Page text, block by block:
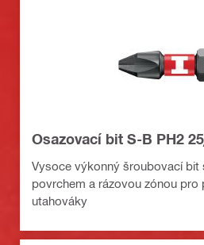
Osazovací bit S-B PH2
Vysoce výkonný šroubovací bit
povrchem a rázovou zónou pro
utahováky